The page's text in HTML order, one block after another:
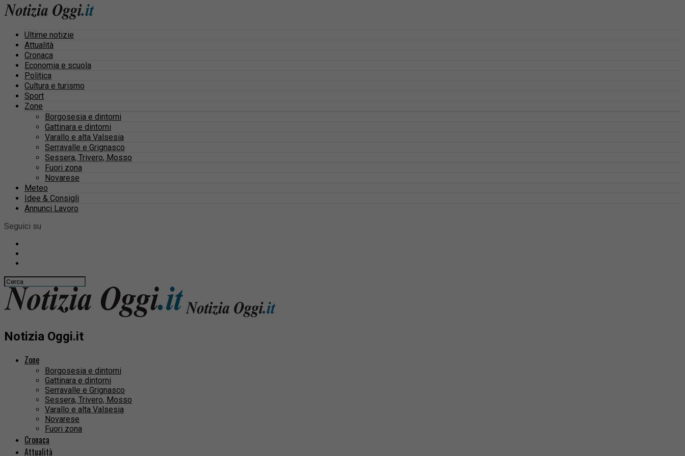
Ultime notizie
Attualità
Cronaca
Economia e scuola
Politica
Cultura e turismo
Sport
Zone
Borgosesia e dintorni
Gattinara e dintorni
Varallo e alta Valsesia
Serravalle e Grignasco
Sessera, Trivero, Mosso
Fuori zona
Novarese
Meteo
Idee & Consigli
Annunci Lavoro
Seguici su
Notizia Oggi.it
Zone
Borgosesia e dintorni
Gattinara e dintorni
Serravalle e Grignasco
Sessera, Trivero, Mosso
Varallo e alta Valsesia
Novarese
Fuori zona
Cronaca
Attualità